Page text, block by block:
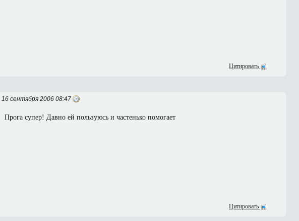
Цитировать
16 сентября 2006 08:47
Прога супер! Давно ей пользуюсь и частенько помогает
Цитировать